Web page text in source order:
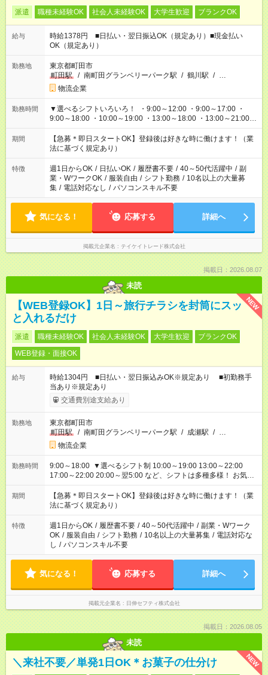
派遣 職種未経験OK 社会人未経験OK 大学生歓迎 ブランクOK
給与
時給1378円 ■日払い・翌日振込OK（規定あり）■現金払い
OK（規定あり）
勤務地
東京都町田市
町田駅
/ 南町田グランベリーパーク駅 / 鶴川駅 / …
物流企業
勤務時間
▼選べるシフトいろいろ！ ・9:00～12:00 ・9:00～17:00 ・
9:00～18:00 ・10:00～19:00 ・13:00～18:00 ・13:00～21:00
・22:00～翌6:00 など 上記以外の時間で相談可能なお仕事も！
あなたの希望を教えてください！
期間
【急募＊即日スタートOK】登録後は好きな時に働けます！（業
法に基づく規定あり）
特徴 週1日からOK / 日払いOK / 履歴書不要 / 40～50代活躍中 / 副
業・WワークOK / 服装自由 / シフト勤務 / 10名以上の大量募
集 / 電話対応なし / パソコンスキル不要
気になる！ 応募する 詳細へ
掲載元企業名 テイケイトレード株式会社
掲載日：2026.08.07
未読
NEW
【WEB登録OK】1日～旅行チラシを封筒にスッ
と入れるだけ
派遣 職種未経験OK 社会人未経験OK 大学生歓迎
ブランクOK
WEB登録・面接OK
給与
時給1304円 ■日払い・翌日振込みOK※規定あり ■初勤務手
当あり※規定あり
交通費別途支給あり
勤務地
東京都町田市
町田駅
/ 南町田グランベリーパーク駅 / 成瀬駅 / …
物流企業
勤務時間
9:00～18:00 ▼選べるシフト制 10:00～19:00 13:00～22:00
17:00～22:00 20:00～翌5:00 など、シフトは多種多様！ お気軽
にご相談ください！
期間
【急募＊即日スタートOK】登録後は好きな時に働けます！（業
法に基づく規定あり）
特徴 週1日からOK / 履歴書不要 / 40～50代活躍中 / 副業・Wワーク
OK / 服装自由 / シフト勤務 / 10名以上の大量募集 / 電話対応な
し / パソコンスキル不要
気になる！ 応募する 詳細へ
掲載元企業名 日伸セフティ株式会社
掲載日：2026.08.05
未読
NEW
＼来社不要／単発1日OK＊お菓子の仕分け